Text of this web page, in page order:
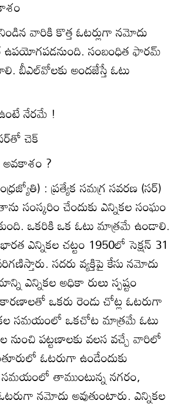
నిండిన వారికి కొత్త ఓటర్లుగా నమోదు
ఉపయోగపడనుంది. సంబంధిత ఫారమ్‌
బీఎల్‌వోలకు అందజేస్తే ఓటు
నేరమే !
చెక్‌
అవకాశం ?
: ప్రత్యేక సమగ్ర సవరణ (సర్‌)
సంస్కరిం చేందుకు ఎన్నికల సంఘం
ఒకరికి ఒక ఓటు మాత్రమే ఉండాలి.
ఎన్నికల చట్టం 1950లో సెక్షన్‌ 31
సదరు వ్యక్తిపై కేసు నమోదు
ఎన్నికల అధికా రులు స్పష్టం
కారణాలతో ఒకరు రెండు చోట్ల ఓటరుగా
సమయంలో ఒకచోట మాత్రమే ఓటు
నుంచి పట్టణాలకు వలస వచ్చే వారిలో
ఓటరుగా ఉండేందుకు
సమయంలో తాముంటున్న నగరం,
నమోదు అవుతుంటారు. ఎన్నికల